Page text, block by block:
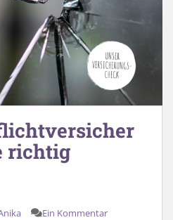
richtig
Ein Kommentar